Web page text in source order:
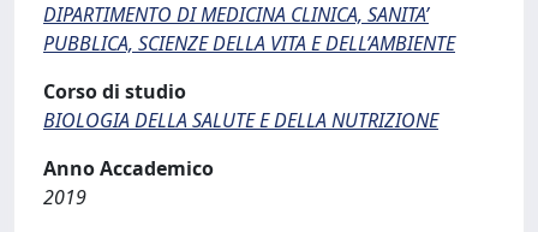
DIPARTIMENTO DI MEDICINA CLINICA, SANITA’
PUBBLICA, SCIENZE DELLA VITA E DELL’AMBIENTE
Corso di studio
BIOLOGIA DELLA SALUTE E DELLA NUTRIZIONE
Anno Accademico
2019